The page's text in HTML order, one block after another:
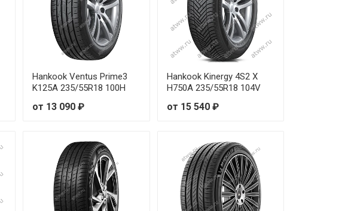
Hankook Ventus Prime3
K125A 235/55R18 100H
от 13 090 ₽
Hankook Kinergy 4S2 X
H750A 235/55R18 104V
от 15 540 ₽